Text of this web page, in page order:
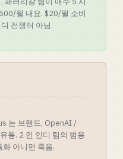
월 내요. $20/월 소비
전쟁터 아님.
는 브랜드, OpenAI /
통. 2 인 인디 팀의 범용
아니면 죽음.